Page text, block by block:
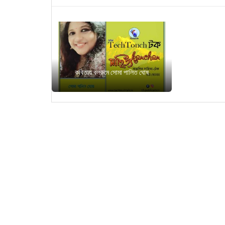
কবিতায় বলরুমে সোমা পালিত ঘোষ